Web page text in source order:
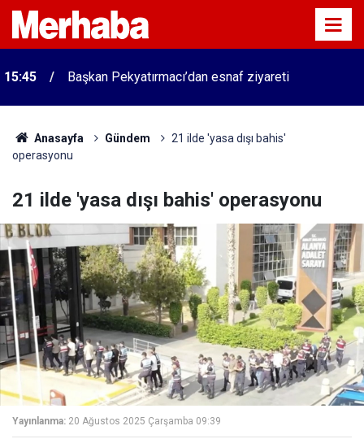
15:45 Başkan Pekyatırmacı’dan esnaf ziyareti
Anasayfa Gündem
21 ilde 'yasa dışı bahis'
operasyonu
21 ilde 'yasa dışı bahis' operasyonu
Yayınlanma: 20 Ağustos 2025 Çarşamba 09:39